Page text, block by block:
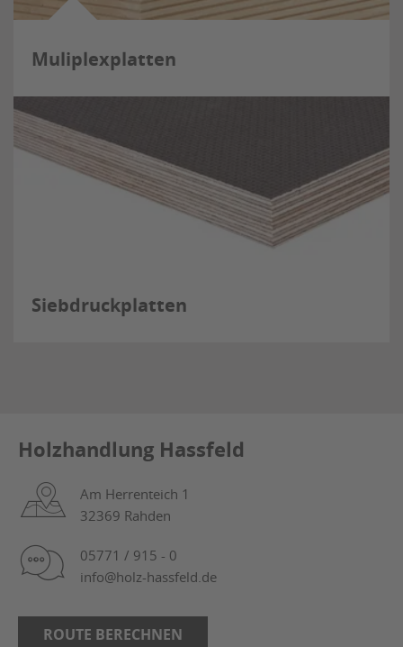
Muliplexplatten
Siebdruckplatten
Holzhandlung Hassfeld
Am Herrenteich 1
32369 Rahden
05771 / 915 - 0
info@holz-hassfeld.de
ROUTE BERECHNEN